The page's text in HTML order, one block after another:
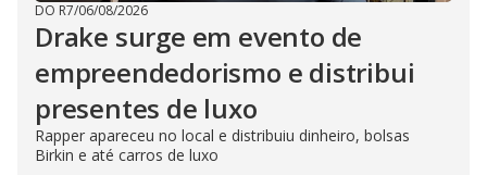
DO R7/06/08/2026
Drake surge em evento de
empreendedorismo e distribui
presentes de luxo
Rapper apareceu no local e distribuiu dinheiro, bolsas
Birkin e até carros de luxo